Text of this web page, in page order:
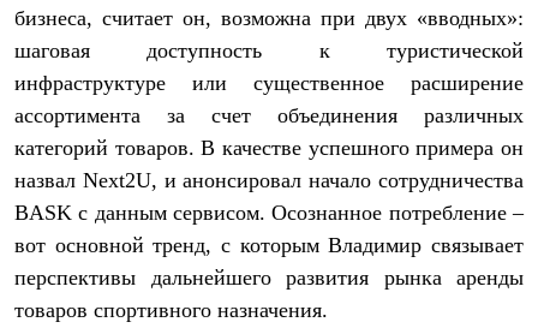
Термобелье
Комплект термобелья
Снаряжение
Палатки и тенты
Тенты
Аксессуары для палаток
Экспедиционные
Легкоходные
Альпинистские
Аксессуары для рюкзаков
Спальные мешки
бизнеса, считает он, возможна при двух «вводных»:
шаговая доступность к туристической
инфраструктуре или существенное расширение
ассортимента за счет объединения различных
категорий товаров. В качестве успешного примера он
назвал Next2U, и анонсировал начало сотрудничества
BASK с данным сервисом. Осознанное потребление –
вот основной тренд, с которым Владимир связывает
перспективы дальнейшего развития рынка аренды
товаров спортивного назначения.